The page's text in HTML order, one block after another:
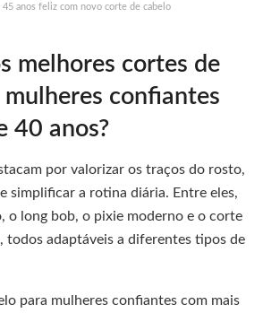
45 anos feliz com novo corte de cabelo
melhores cortes de
confiantes
40 anos?
por valorizar os traços do rosto,
simplificar a rotina diária. Entre eles,
o long bob, o pixie moderno e o corte
todos adaptáveis a diferentes tipos de
para mulheres confiantes com mais